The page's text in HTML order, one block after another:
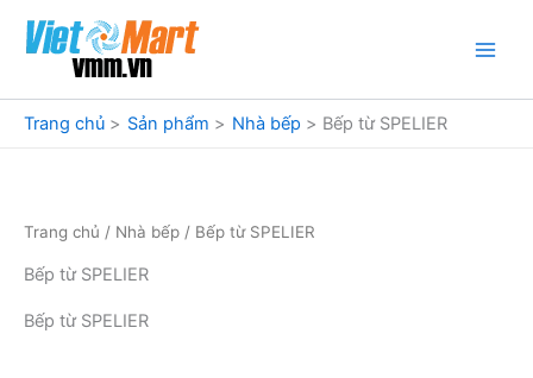
dung
Trang chủ
Sản phẩm Nhà bếp Bếp từ SPELIER
Trang chủ / Nhà bếp / Bếp từ SPELIER
Bếp từ SPELIER
Bếp từ SPELIER